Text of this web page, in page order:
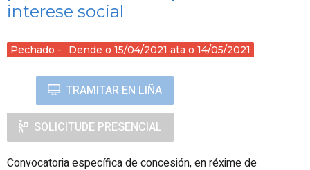
interese social
Pechado Dende o 15/04/2021 ata o 14/05/2021
TRAMITAR EN LIÑA
SOLICITUDE PRESENCIAL
Convocatoria específica de concesión, en réxime de